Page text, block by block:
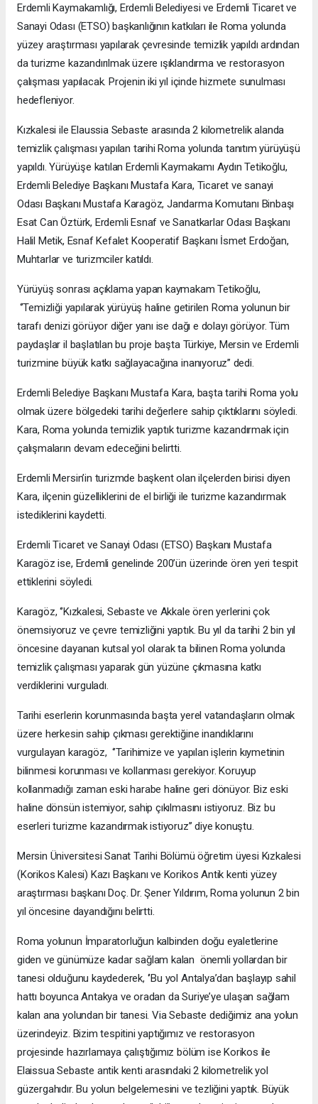
Erdemli Kaymakamlığı, Erdemli Belediyesi ve Erdemli Ticaret ve
Sanayi Odası (ETSO) başkanlığının katkıları ile Roma yolunda
yüzey araştırması yapılarak çevresinde temizlik yapıldı ardından
da turizme kazandırılmak üzere ışıklandırma ve restorasyon
çalışması yapılacak. Projenin iki yıl içinde hizmete sunulması
hedefleniyor.
Kızkalesi ile Elaussia Sebaste arasında 2 kilometrelik alanda
temizlik çalışması yapılan tarihi Roma yolunda tanıtım yürüyüşü
yapıldı. Yürüyüşe katılan Erdemli Kaymakamı Aydın Tetikoğlu,
Erdemli Belediye Başkanı Mustafa Kara, Ticaret ve sanayi
Odası Başkanı Mustafa Karagöz, Jandarma Komutanı Binbaşı
Esat Can Öztürk, Erdemli Esnaf ve Sanatkarlar Odası Başkanı
Halil Metik, Esnaf Kefalet Kooperatif Başkanı İsmet Erdoğan,
Muhtarlar ve turizmciler katıldı.
Yürüyüş sonrası açıklama yapan kaymakam Tetikoğlu,
‘’Temizliği yapılarak yürüyüş haline getirilen Roma yolunun bir
tarafı denizi görüyor diğer yanı ise dağı e dolayı görüyor. Tüm
paydaşlar il başlatılan bu proje başta Türkiye, Mersin ve Erdemli
turizmine büyük katkı sağlayacağına inanıyoruz’’ dedi.
Erdemli Belediye Başkanı Mustafa Kara, başta tarihi Roma yolu
olmak üzere bölgedeki tarihi değerlere sahip çıktıklarını söyledi.
Kara, Roma yolunda temizlik yaptık turizme kazandırmak için
çalışmaların devam edeceğini belirtti.
Erdemli Mersin’in turizmde başkent olan ilçelerden birisi diyen
Kara, ilçenin güzelliklerini de el birliği ile turizme kazandırmak
istediklerini kaydetti.
Erdemli Ticaret ve Sanayi Odası (ETSO) Başkanı Mustafa
Karagöz ise, Erdemli genelinde 200’ün üzerinde ören yeri tespit
ettiklerini söyledi.
Karagöz, ‘’Kızkalesi, Sebaste ve Akkale ören yerlerini çok
önemsiyoruz ve çevre temizliğini yaptık. Bu yıl da tarihi 2 bin yıl
öncesine dayanan kutsal yol olarak ta bilinen Roma yolunda
temizlik çalışması yaparak gün yüzüne çıkmasına katkı
verdiklerini vurguladı.
Tarihi eserlerin korunmasında başta yerel vatandaşların olmak
üzere herkesin sahip çıkması gerektiğine inandıklarını
vurgulayan karagöz, ‘’Tarihimize ve yapılan işlerin kıymetinin
bilinmesi korunması ve kollanması gerekiyor. Koruyup
kollanmadığı zaman eski harabe haline geri dönüyor. Biz eski
haline dönsün istemiyor, sahip çıkılmasını istiyoruz. Biz bu
eserleri turizme kazandırmak istiyoruz’’ diye konuştu.
Mersin Üniversitesi Sanat Tarihi Bölümü öğretim üyesi Kızkalesi
(Korikos Kalesi) Kazı Başkanı ve Korikos Antik kenti yüzey
araştırması başkanı Doç. Dr. Şener Yıldırım, Roma yolunun 2 bin
yıl öncesine dayandığını belirtti.
Roma yolunun İmparatorluğun kalbinden doğu eyaletlerine
giden ve günümüze kadar sağlam kalan önemli yollardan bir
tanesi olduğunu kaydederek, ‘’Bu yol Antalya’dan başlayıp sahil
hattı boyunca Antakya ve oradan da Suriye’ye ulaşan sağlam
kalan ana yolundan bir tanesi. Via Sebaste dediğimiz ana yolun
üzerindeyiz. Bizim tespitini yaptığımız ve restorasyon
projesinde hazırlamaya çalıştığımız bölüm ise Korikos ile
Elaissua Sebaste antik kenti arasındaki 2 kilometrelik yol
güzergahıdır. Bu yolun belgelemesini ve tezliğini yaptık. Büyük